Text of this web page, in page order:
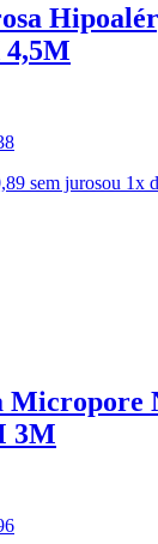
4,5M
sem jurosou 1x
3M